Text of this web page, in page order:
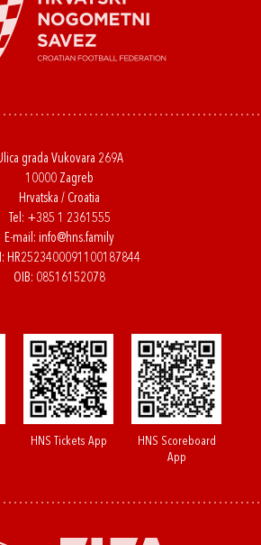
grada Vukovara 269A
10000 Zagreb
Hrvatska / Croatia
Tel: +385 1 2361555
E-mail: info@hns.family
HR2523400091100187844
OIB: 08516152078
HNS Tickets App
HNS Scoreboard
App